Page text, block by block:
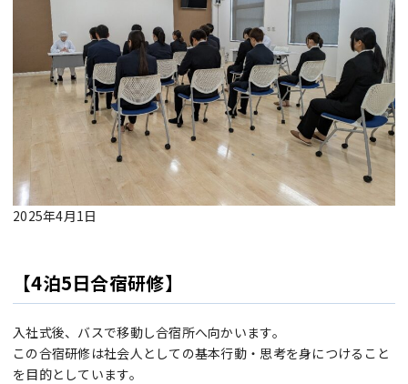
2025年4月1日
【4泊5日合宿研修】
入社式後、バスで移動し合宿所へ向かいます。
この合宿研修は社会人としての基本行動・思考を身につけること
を目的としています。